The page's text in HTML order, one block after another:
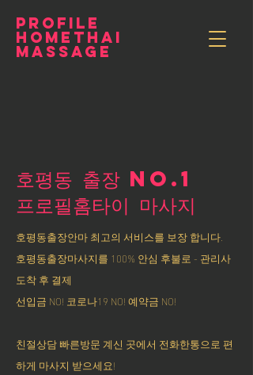
PROFILE
HOMETHAI
MASSAGE
호평동 출장 NO.1
​프로필홈타이 마사지
호평동출장안마 최고의 서비스를 보장 합니다.
호평동출장마사지를 100% 안심 후불로 - 관리사
도착 후 결제
선입금 NO! 코로나19 NO! 예약금 NO!
친절상담 빠른방문 계신 곳에서 전화한통으로 편
하게 마사지 받으세요!